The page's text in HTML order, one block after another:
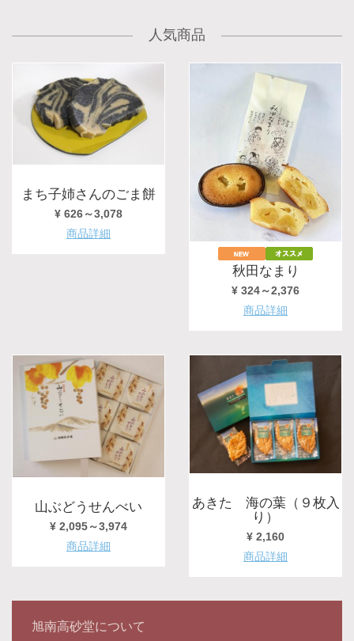
人気商品
まち子姉さんのごま餅
¥ 626～3,078
商品詳細
秋田なまり
¥ 324～2,376
商品詳細
山ぶどうせんべい
¥ 2,095～3,974
商品詳細
あきた 海の葉（９枚入
り）
¥ 2,160
商品詳細
旭南高砂堂について